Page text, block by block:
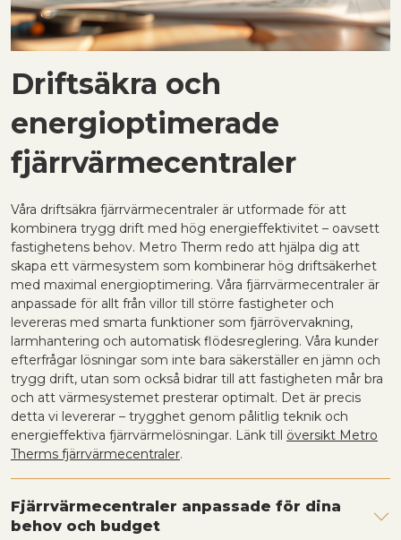
Driftsäkra och
energioptimerade
fjärrvärmecentraler
Våra driftsäkra fjärrvärmecentraler är utformade för att
kombinera trygg drift med hög energieffektivitet – oavsett
fastighetens behov. Metro Therm redo att hjälpa dig att
skapa ett värmesystem som kombinerar hög driftsäkerhet
med maximal energioptimering. Våra fjärrvärmecentraler är
anpassade för allt från villor till större fastigheter och
levereras med smarta funktioner som fjärrövervakning,
larmhantering och automatisk flödesreglering. Våra kunder
efterfrågar lösningar som inte bara säkerställer en jämn och
trygg drift, utan som också bidrar till att fastigheten mår bra
och att värmesystemet presterar optimalt. Det är precis
detta vi levererar – trygghet genom pålitlig teknik och
energieffektiva fjärrvärmelösningar. Länk till översikt Metro
Therms fjärrvärmecentraler.
Fjärrvärmecentraler anpassade för dina
behov och budget